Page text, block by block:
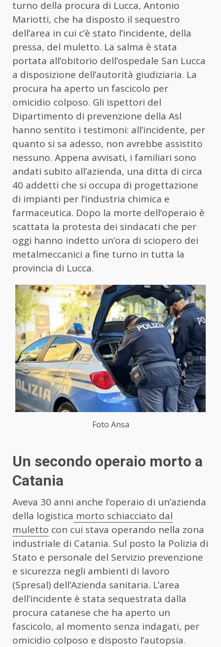
turno della procura di Lucca, Antonio
Mariotti, che ha disposto il sequestro
dell’area in cui c’è stato l’incidente, della
pressa, del muletto. La salma è stata
portata all’obitorio dell’ospedale San Lucca
a disposizione dell’autorità giudiziaria. La
procura ha aperto un fascicolo per
omicidio colposo. Gli ispettori del
Dipartimento di prevenzione della Asl
hanno sentito i testimoni: all’incidente, per
quanto si sa adesso, non avrebbe assistito
nessuno. Appena avvisati, i familiari sono
andati subito all’azienda, una ditta di circa
40 addetti che si occupa di progettazione
di impianti per l’industria chimica e
farmaceutica. Dopo la morte dell’operaio è
scattata la protesta dei sindacati che per
oggi hanno indetto un’ora di sciopero dei
metalmeccanici a fine turno in tutta la
provincia di Lucca.
Foto Ansa
Un secondo operaio morto a
Catania
Aveva 30 anni anche l’operaio di un’azienda
della logistica morto schiacciato dal
muletto con cui stava operando nella zona
industriale di Catania. Sul posto la Polizia di
Stato e personale del Servizio prevenzione
e sicurezza negli ambienti di lavoro
(Spresal) dell’Azienda sanitaria. L’area
dell’incidente è stata sequestrata dalla
procura catanese che ha aperto un
fascicolo, al momento senza indagati, per
omicidio colposo e disposto l’autopsia.